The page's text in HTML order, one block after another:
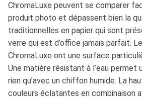
ChromaLuxe peuvent se comparer
produit photo et dépassent bien la
traditionnelles en papier qui sont
verre qui est d’office jamais parfait.
ChromaLuxe ont une surface
Une matière résistant à l’eau permet
rien qu’avec un chiffon humide. La
couleurs éclatantes en combinaison